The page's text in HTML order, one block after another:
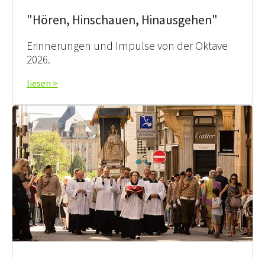
"Hören, Hinschauen, Hinausgehen"
Erinnerungen und Impulse von der Oktave
2026.
liesen >